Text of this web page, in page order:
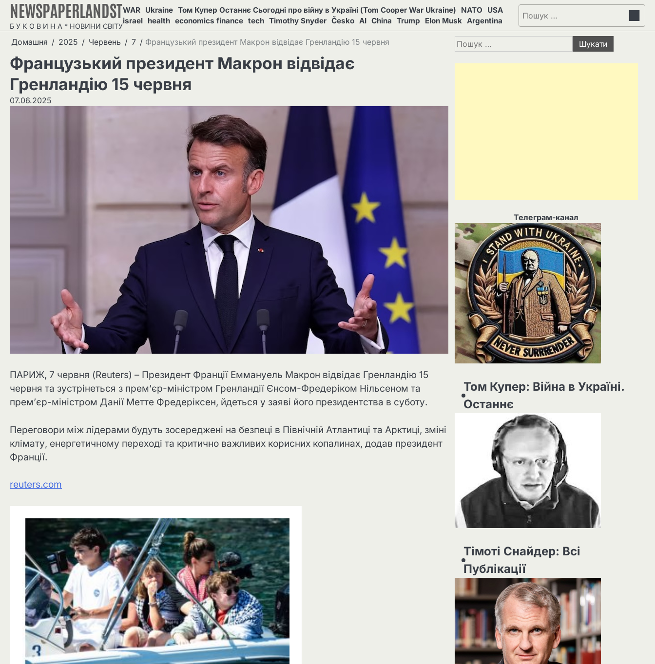
Перейти
вмісту
NEWSPAPERLANDST
Б У К О В И Н А * НОВИНИ СВІТУ
WAR Ukraine Том Купер Останнє Сьогодні про війну в Україні (Tom Cooper War Ukraine) NATO
USA
israel health economics finance tech Timothy Snyder Česko AI China Trump Elon Musk Argentina
Пошук:
Домашня 2025 Червень 7 Французький президент Макрон відвідає Гренландію 15 червня
Французький президент Макрон відвідає
Гренландію 15 червня
07.06.2025
ПАРИЖ, 7 червня (Reuters) – Президент Франції Еммануель Макрон відвідає Гренландію 15
червня та зустрінеться з прем’єр-міністром Гренландії Єнсом-Фредеріком Нільсеном та
прем’єр-міністром Данії Метте Фредеріксен, йдеться у заяві його президентства в суботу.
Переговори між лідерами будуть зосереджені на безпеці в Північній Атлантиці та Арктиці, зміні
клімату, енергетичному переході та критично важливих корисних копалинах, додав президент
Франції.
reuters.com
Пошук:
Телеграм-канал
Том Купер: Війна в Україні.
Останнє
Тімоті Снайдер: Всі
Публікації